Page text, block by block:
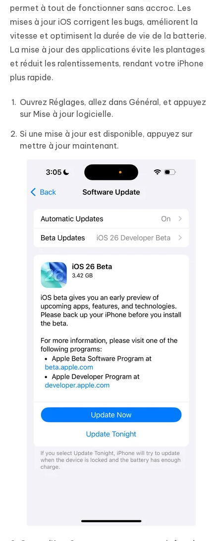
permet à tout de fonctionner sans accroc. Les
mises à jour iOS corrigent les bugs, améliorent la
vitesse et optimisent la durée de vie de la batterie.
La mise à jour des applications évite les plantages
et réduit les ralentissements, rendant votre iPhone
plus rapide.
Ouvrez Réglages, allez dans Général, et appuyez
sur Mise à jour logicielle.
Si une mise à jour est disponible, appuyez sur
mettre à jour maintenant.